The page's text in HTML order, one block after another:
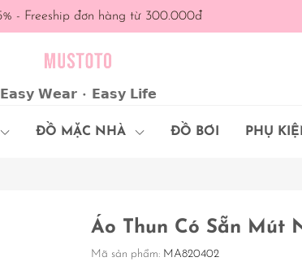
- Freeship đơn hàng từ 300.000đ
𝗘𝗮𝘀𝘆 𝗪𝗲𝗮𝗿 • 𝗘𝗮𝘀𝘆 𝗟𝗶𝗳𝗲
ĐỒ MẶC NHÀ ĐỒ BƠI PHỤ
Áo Thun Có Sẵn Mút
Mã sản phẩm: MA820402